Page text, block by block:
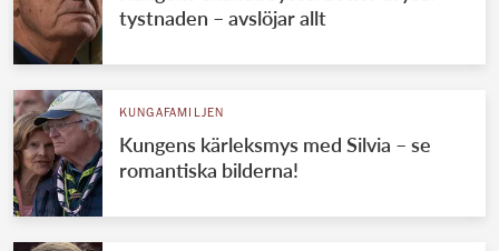
tystnaden – avslöjar allt
KUNGAFAMILJEN
Kungens kärleksmys med Silvia – se
romantiska bilderna!